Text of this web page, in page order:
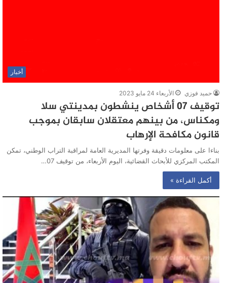
أخبار
حميد فوزي الأربعاء 24 مايو 2023
توقيف 07 أشخاص ينشطون بمدينتي سلا
ومكناس، من بينهم معتقلان سابقان بموجب
قانون مكافحة الإرهاب
بناءا على معلومات دقيقة وفرتها المديرية العامة لمراقبة التراب الوطني، تمكن
المكتب المركزي للأبحاث القضائية، اليوم الأربعاء، من توقيف 07…
أكمل القراءة »